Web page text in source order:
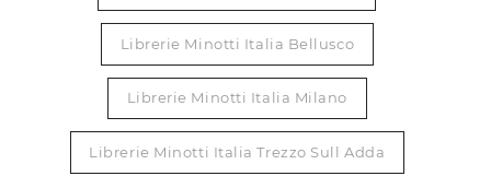
Librerie Minotti Italia Bellusco
Librerie Minotti Italia Milano
Librerie Minotti Italia Trezzo Sull Adda